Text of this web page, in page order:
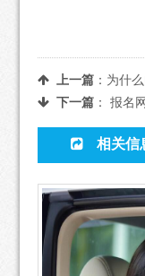
上一篇： 为什
下一篇： 报名
相关信